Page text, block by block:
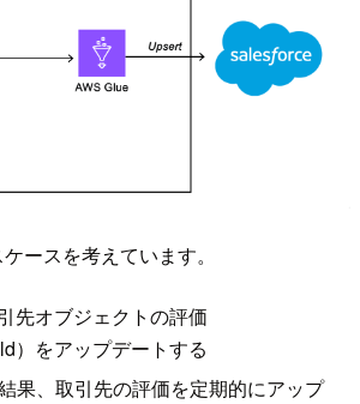
ースを考えています。
先オブジェクトの評価
）をアップデートする
果、取引先の評価を定期的にアップ